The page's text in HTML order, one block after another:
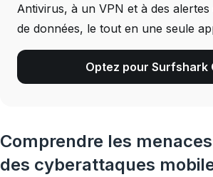
Antivirus, à un VPN et à des alertes
de données, le tout en une seule
Optez pour Surfshark
Comprendre les
des cyberattaques